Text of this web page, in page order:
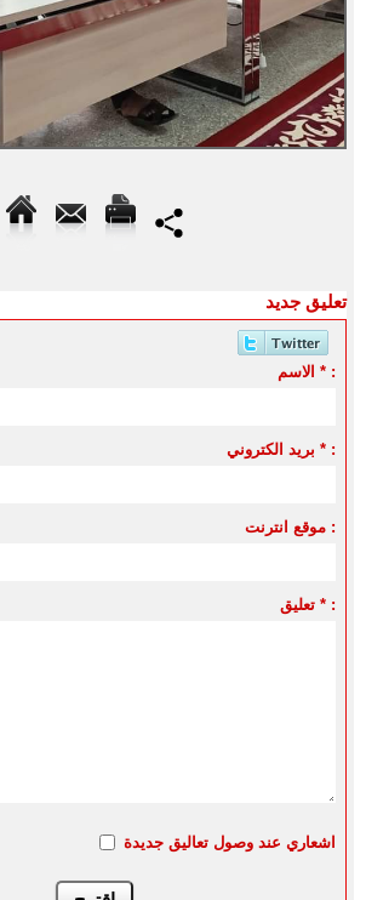
تعليق جديد
الاسم * :
بريد الكتروني * :
موقع انترنت :
تعليق * :
اشعاري عند وصول تعاليق جديدة